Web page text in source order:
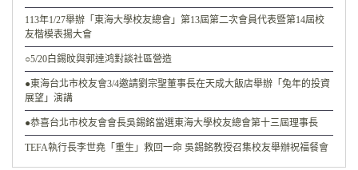
113年1/27舉辦「東海大學校友總會」第13屆第二次會員代表暨第14屆校
友楷模表揚大會
○5/20白錫旼與郭達鸿對談社區營造
●東海台北市校友會3/4邀請劉宗聖董事長在天成大飯店舉辦「兔年的投資
展望」演講
●恭喜台北市校友會會長吳錫銘當選東海大學校友總會第十三屆理事長
TEFA執行長李世堯「重生」救回一命 吳錫銘教授召集校友舉辦祝福餐會